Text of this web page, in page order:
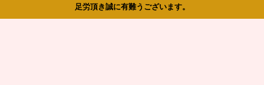
足労頂き誠に有難うございます。